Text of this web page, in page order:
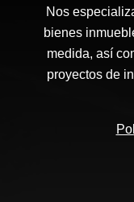
Nos
bienes
medida, así
proyectos de